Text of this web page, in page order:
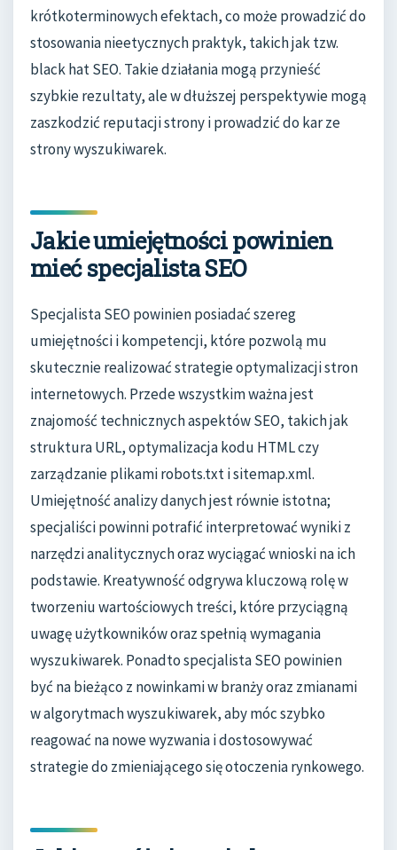
krótkoterminowych efektach, co może prowadzić do
stosowania nieetycznych praktyk, takich jak tzw.
black hat SEO. Takie działania mogą przynieść
szybkie rezultaty, ale w dłuższej perspektywie mogą
zaszkodzić reputacji strony i prowadzić do kar ze
strony wyszukiwarek.
Jakie umiejętności powinien
mieć specjalista SEO
Specjalista SEO powinien posiadać szereg
umiejętności i kompetencji, które pozwolą mu
skutecznie realizować strategie optymalizacji stron
internetowych. Przede wszystkim ważna jest
znajomość technicznych aspektów SEO, takich jak
struktura URL, optymalizacja kodu HTML czy
zarządzanie plikami robots.txt i sitemap.xml.
Umiejętność analizy danych jest równie istotna;
specjaliści powinni potrafić interpretować wyniki z
narzędzi analitycznych oraz wyciągać wnioski na ich
podstawie. Kreatywność odgrywa kluczową rolę w
tworzeniu wartościowych treści, które przyciągną
uwagę użytkowników oraz spełnią wymagania
wyszukiwarek. Ponadto specjalista SEO powinien
być na bieżąco z nowinkami w branży oraz zmianami
w algorytmach wyszukiwarek, aby móc szybko
reagować na nowe wyzwania i dostosowywać
strategie do zmieniającego się otoczenia rynkowego.